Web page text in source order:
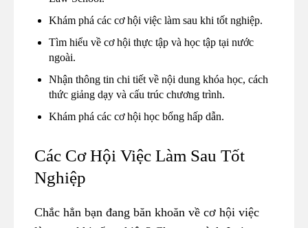
Khám phá các cơ hội việc làm sau khi tốt nghiệp.
Tìm hiểu về cơ hội thực tập và học tập tại nước
ngoài.
Nhận thông tin chi tiết về nội dung khóa học, cách
thức giảng dạy và cấu trúc chương trình.
Khám phá các cơ hội học bổng hấp dẫn.
Các Cơ Hội Việc Làm Sau Tốt
Nghiệp
Chắc hẳn bạn đang băn khoăn về cơ hội việc